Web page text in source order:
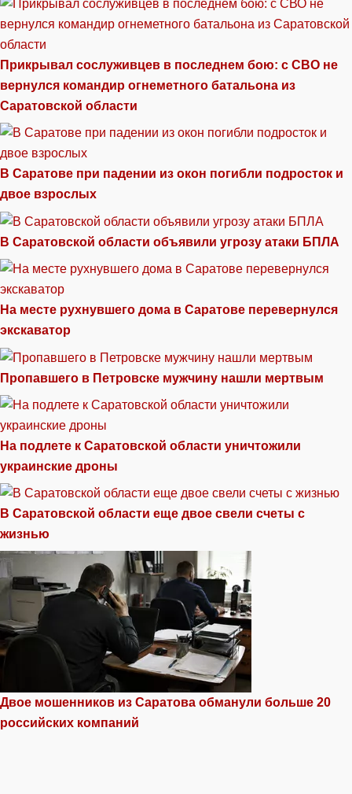
Прикрывал сослуживцев в последнем бою: с СВО не
вернулся командир огнеметного батальона из
Саратовской области
В Саратове при падении из окон погибли подросток и
двое взрослых
В Саратовской области объявили угрозу атаки БПЛА
На месте рухнувшего дома в Саратове перевернулся
экскаватор
Пропавшего в Петровске мужчину нашли мертвым
На подлете к Саратовской области уничтожили
украинские дроны
В Саратовской области еще двое свели счеты с
жизнью
Двое мошенников из Саратова обманули больше 20
российских компаний